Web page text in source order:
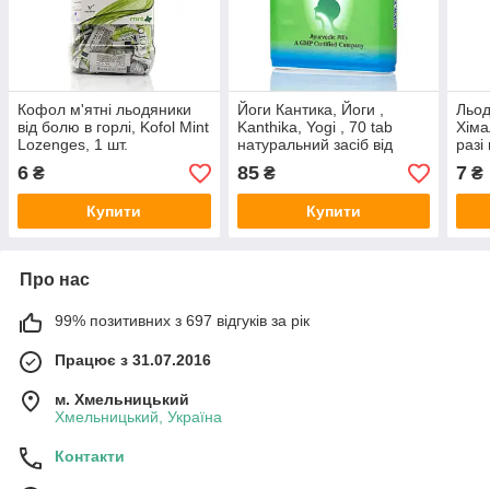
Кофол м'ятні льодяники
від болю в горлі, Kofol Mint
Lozenges, 1 шт.
6 ₴
Купити
Йоги Кантикa, Йоги ,
Kanthika, Yogi , 70 tab
натуральний засіб від
болю у горлі, кашлю,
ангині, застуді
85₴
Купити
7 ₴
Про нас
99% позитивних з 697 відгуків за рік
Працює з 31.07.2016
м. Хмельницький
Хмельницький, Україна
Контакти